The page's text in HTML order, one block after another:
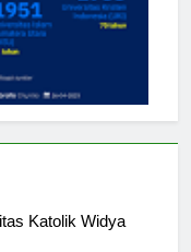
Katolik Widya